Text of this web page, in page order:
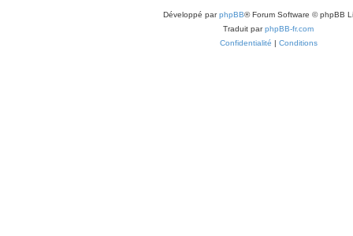
Développé parphpBB® Forum Software © phpBB
Traduit parphpBB-fr.com
Confidentialité | Conditions